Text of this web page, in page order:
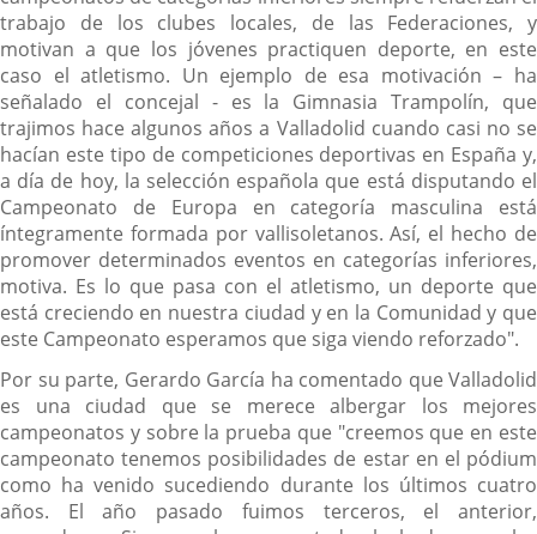
trabajo de los clubes locales, de las Federaciones, y
motivan a que los jóvenes practiquen deporte, en este
caso el atletismo. Un ejemplo de esa motivación – ha
señalado el concejal - es la Gimnasia Trampolín, que
trajimos hace algunos años a Valladolid cuando casi no se
hacían este tipo de competiciones deportivas en España y,
a día de hoy, la selección española que está disputando el
Campeonato de Europa en categoría masculina está
íntegramente formada por vallisoletanos. Así, el hecho de
promover determinados eventos en categorías inferiores,
motiva. Es lo que pasa con el atletismo, un deporte que
está creciendo en nuestra ciudad y en la Comunidad y que
este Campeonato esperamos que siga viendo reforzado".
Por su parte, Gerardo García ha comentado que Valladolid
es una ciudad que se merece albergar los mejores
campeonatos y sobre la prueba que "creemos que en este
campeonato tenemos posibilidades de estar en el pódium
como ha venido sucediendo durante los últimos cuatro
años. El año pasado fuimos terceros, el anterior,